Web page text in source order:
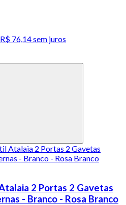
76,14 sem juros
2 Portas 2 Gavetas
- Branco - Rosa Branco